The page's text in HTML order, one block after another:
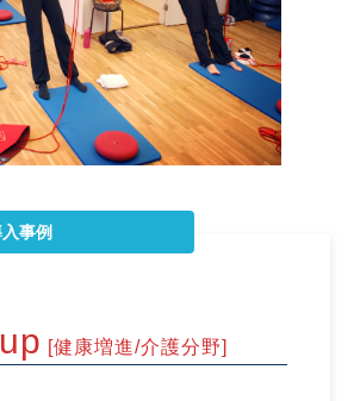
事例
[健康増進/介護分野]